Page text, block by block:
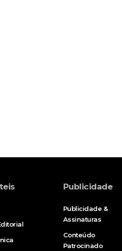
Publicidade
Publicidade &
Assinaturas
Conteúdo
Patrocinado